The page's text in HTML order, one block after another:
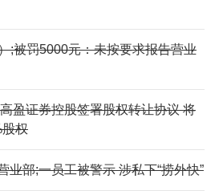
;被罚5000元：未按要求报告营业
盈证券控股签署股权转让协议 将
权
业部;一员工被警示 涉私下“捞外快”